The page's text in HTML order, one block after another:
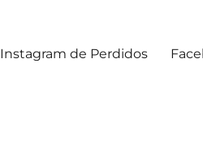
Instagram de Perdidos